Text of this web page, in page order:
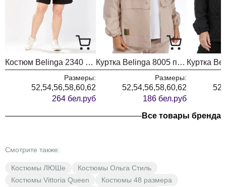
Костюм Belinga 2340 черный
Размеры:
52,54,56,58,60,62
264 бел.руб
Куртка Belinga 8005 песок
Размеры:
52,54,56,58,60,62
186 бел.руб
Все товары бренда
Смотрите также:
Костюмы ЛЮШе
Костюмы Ольга Стиль
Костюмы Vittoria Queen
Костюмы 48 размера